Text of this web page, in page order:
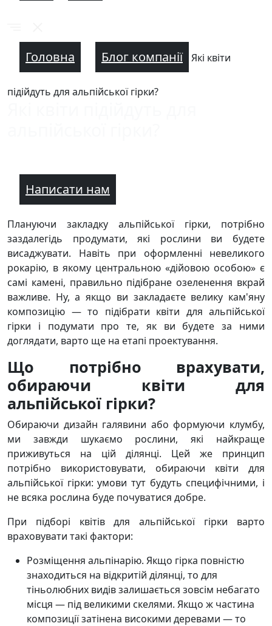
Головна Блог компанії Які квіти
підійдуть для альпійської гірки?
Написати нам
Плануючи закладку альпійської гірки, потрібно
заздалегідь продумати, які рослини ви будете
висаджувати. Навіть при оформленні невеликого
рокарію, в якому центральною «дійовою особою» є
самі камені, правильно підібране озеленення вкрай
важливе. Ну, а якщо ви закладаєте велику кам'яну
композицію — то підібрати квіти для альпійської
гірки і подумати про те, як ви будете за ними
доглядати, варто ще на етапі проектування.
Що потрібно врахувати,
обираючи квіти для
альпійської гірки?
Обираючи дизайн галявини або формуючи клумбу,
ми завжди шукаємо рослини, які найкраще
приживуться на цій ділянці. Цей же принцип
потрібно використовувати, обираючи квіти для
альпійської гірки: умови тут будуть специфічними, і
не всяка рослина буде почуватися добре.
При підборі квітів для альпійської гірки варто
враховувати такі фактори:
Розміщення альпінарію. Якщо гірка повністю
знаходиться на відкритій ділянці, то для
тіньолюбних видів залишається зовсім небагато
місця — під великими скелями. Якщо ж частина
композиції затінена високими деревами — то